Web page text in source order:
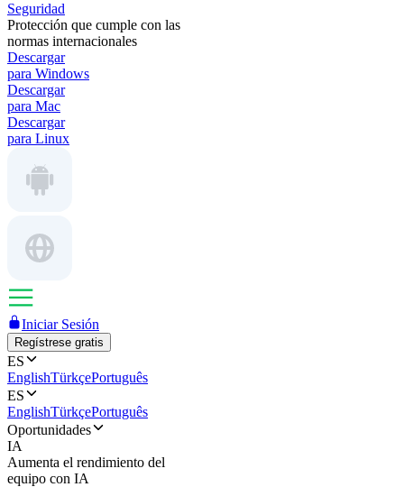
Seguridad
Protección que cumple con las
normas internacionales
Descargar
para Windows
Descargar
para Mac
Descargar
para Linux
Iniciar Sesión
Regístrese gratis
ES
EnglishTürkçePortuguês
ES
EnglishTürkçePortuguês
Oportunidades
IA
Aumenta el rendimiento del
equipo con IA